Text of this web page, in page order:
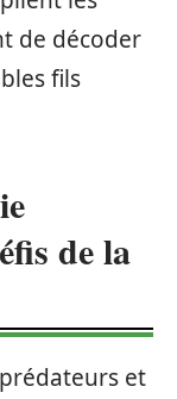
de décoder
fils
de la
et